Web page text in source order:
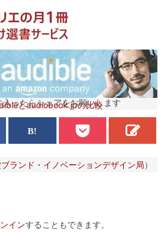
とaudiobook.jpの比較
入ったらシェアをお願いします
ランド・イノベーションデザイン局）
インすることもできます。